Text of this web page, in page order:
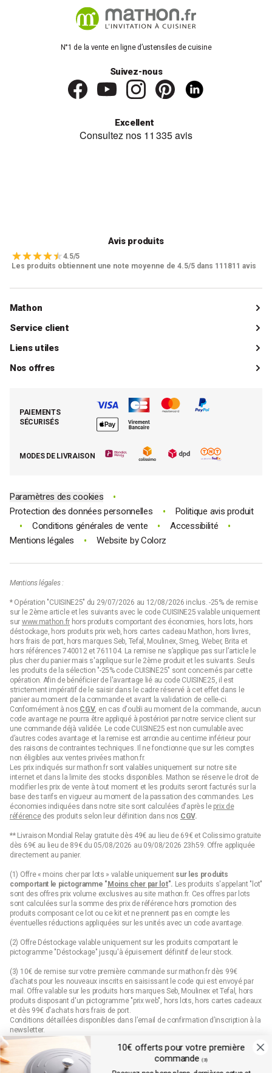
N°1 de la vente en ligne d’ustensiles de cuisine
Suivez-nous
Excellent
Avis produits
4.5/5
Les produits obtiennent une note moyenne de 4.5/5 dans 111811 avis
Mathon
Qui sommes-nous ?
Catalogue
La boutique de Saint-Marcellin
La presse parle de Mathon
Service client
Livraisons
Paiements
Demande de rétractation
Liens utiles
Mon compte client
Retrouver (ou activer) mon compte client
Nos offres
Nos best-sellers pâtisserie
Moins cher par lot
PAIEMENTS
SÉCURISÉS
MODES DE LIVRAISON
Paramètres des cookies •
Protection des données personnelles • Politique avis produit
• Conditions générales de vente • Accessibilité •
Mentions légales • Website byColorz
Mentions légales :
* Opération "CUISINE25" du 29/07/2026 au 12/08/2026 inclus. -25% de remise
sur le 2ème article et les suivants avec le code CUISINE25 valable uniquement
sur www.mathon.frhors produits comportant des économies, hors lots, hors
déstockage, hors produits prix web, hors cartes cadeau Mathon, hors livres,
hors frais de port, hors marques Seb, Tefal, Moulinex, Smeg, Weber, Brita et
hors références 740012 et 761104. La remise ne s’applique pas sur l’article le
plus cher du panier mais s'applique sur le 2ème produit et les suivants. Seuls
les produits de la sélection "-25% code CUISINE25" sont concernés par cette
opération. Afin de bénéficier de l'avantage lié au code CUISINE25, il est
strictement impératif de le saisir dans le cadre réservé à cet effet dans le
panier au moment de la commande et avant la validation de celle-ci.
Conformément à nos CGV, en cas d'oubli au moment de la commande, aucun
code avantage ne pourra être appliqué à postériori par notre service client sur
une commande déjà validée. Le code CUISINE25 est non cumulable avec
d’autres codes avantage et la remise est arrondie au centime inférieur pour
des raisons de contraintes techniques. Il ne fonctionne que sur les comptes
non éligibles aux ventes privées mathon.fr.
Les prix indiqués sur mathon.fr sont valables uniquement sur notre site
internet et dans la limite des stocks disponibles. Mathon se réserve le droit de
modifier les prix de vente à tout moment et les produits seront facturés sur la
base des tarifs en vigueur au moment de la passation des commandes. Les
économies indiquées dans notre site sont calculées d'après le prix de
référencedes produits selon leur définition dans nos CGV.
** Livraison Mondial Relay gratuite dès 49€ au lieu de 69€ et Colissimo gratuite
dès 69€ au lieu de 89€ du 05/08/2026 au 09/08/2026 23h59. Offre appliquée
directement au panier.
(1) Offre « moins cher par lots » valable uniquement sur les produits
comportant le pictogramme "Moins cher par lot". Les produits s'appelant "lot"
sont des offres prix volume exclusives au site mathon.fr. Ces offres par lots
sont calculées sur la somme des prix de référence hors promotion des
produits composant ce lot ou ce kit et ne prennent pas en compte les
éventuelles réductions appliquées sur les unités avec un code avantage.
(2) Offre Déstockage valable uniquement sur les produits comportant le
pictogramme "Déstockage" jusqu'à épuisement définitif de leur stock.
(3) 10€ de remise sur votre première commande sur mathon.fr dès 99€
d’achats pour les nouveaux inscrits en saisissant le code qui est envoyé par
mail. Offre valable sur les produits hors marques Seb, Moulinex et Tefal, hors
produits disposant d'un pictogramme "prix web", hors lots, hors cartes cadeaux
et dès 99€ d'achats hors frais de port.
Conditions détaillées disponibles dans l’email de confirmation d’inscription à la
newsletter.
(4) Offre « Prix web » valable uniquement sur les produits comportant le
pictogramme "prix web". Les produits indiqués "prix web" sont des offres
exclusives au site mathon.fr. Offre non applicable en magasin ou en catalogue.
10€ offerts pour votre première
commande (3)